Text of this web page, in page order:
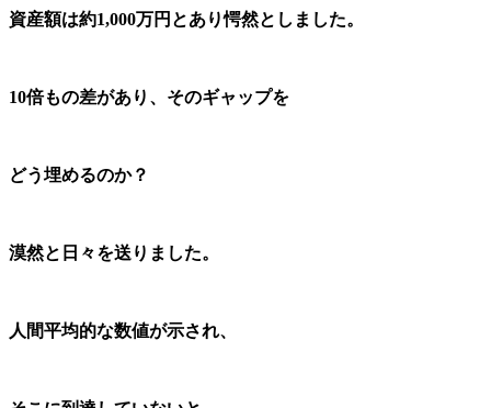
資産額は約1,000万円とあり愕然としました。
10倍もの差があり、そのギャップを
どう埋めるのか？
漠然と日々を送りました。
人間平均的な数値が示され、